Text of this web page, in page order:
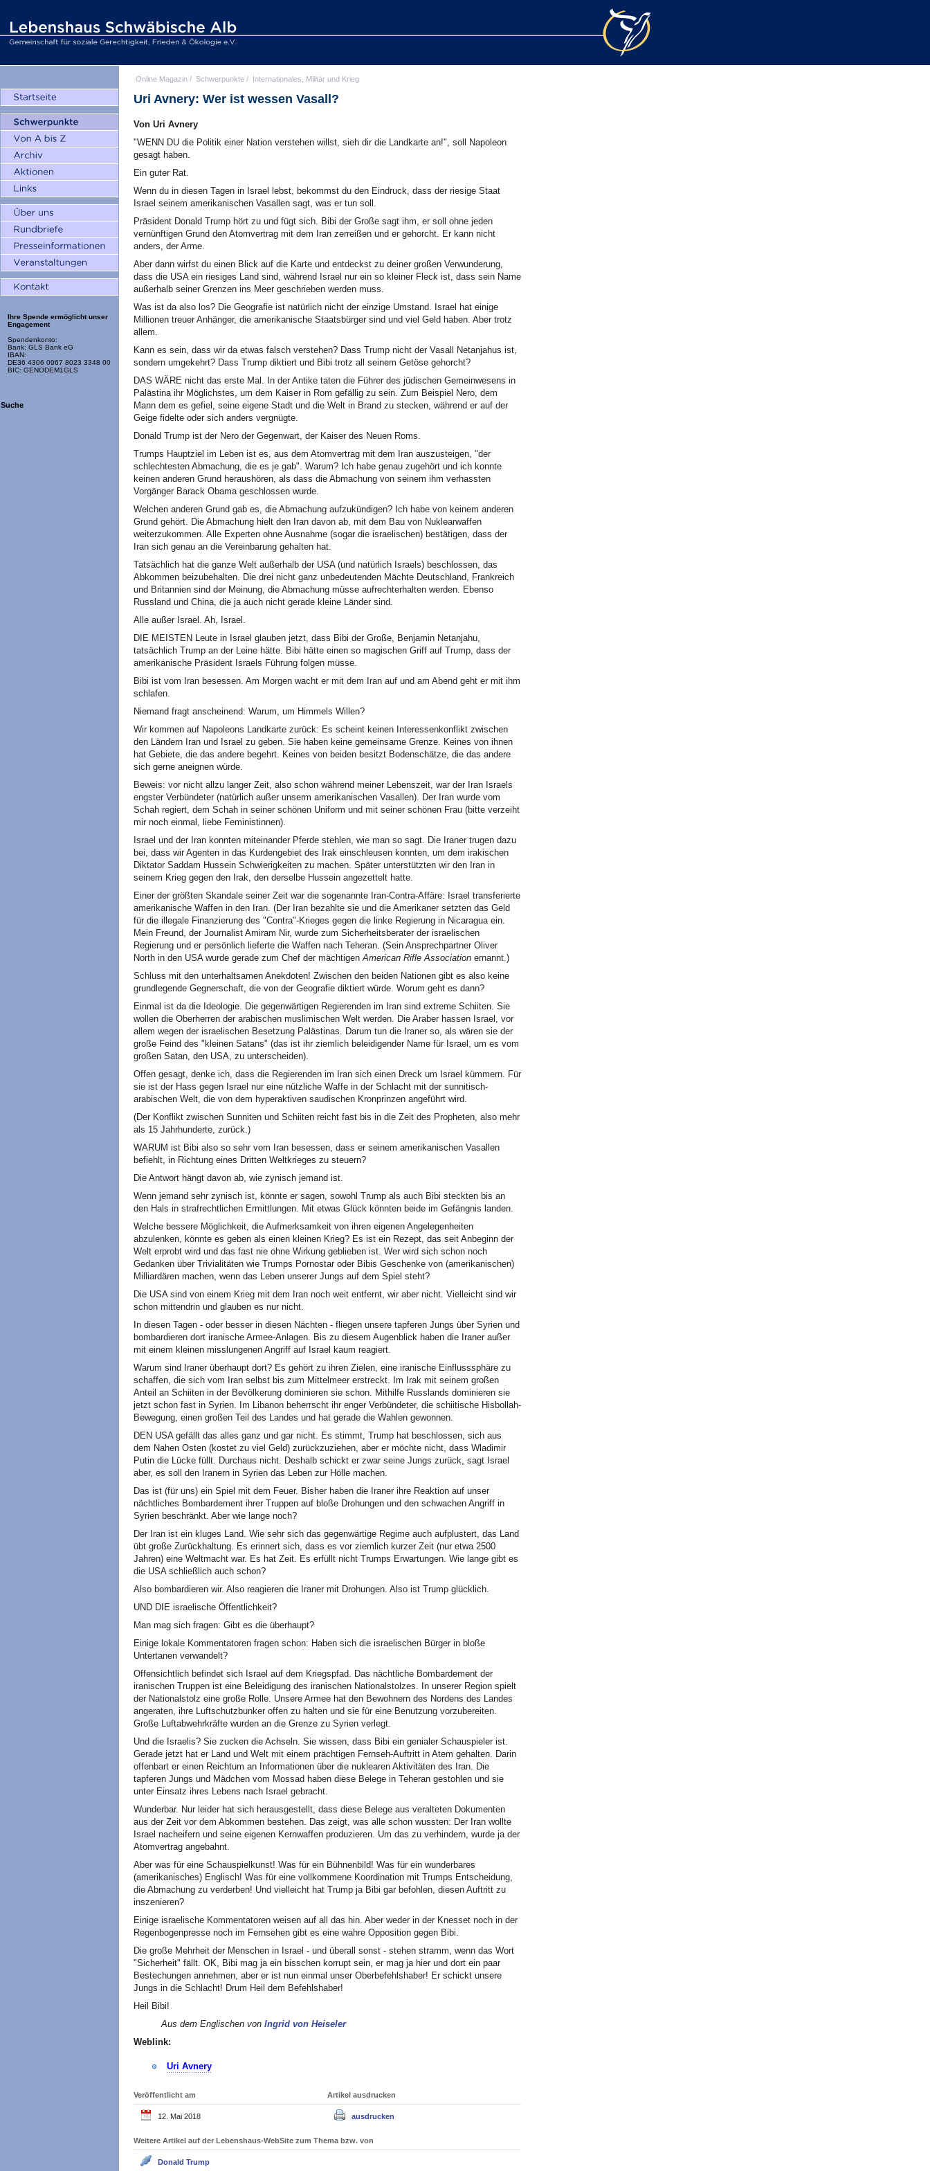
Ihre Spende ermöglicht unser
Engagement
Spendenkonto:
Bank: GLS Bank eG
IBAN:
DE36 4306 0967 8023 3348 00
BIC: GENODEM1GLS
Suche
Online Magazin / Schwerpunkte / Internationales, Militär und Krieg
Uri Avnery: Wer ist wessen Vasall?
Von Uri Avnery
"WENN DU die Politik einer Nation verstehen willst, sieh dir die Landkarte an!", soll Napoleon
gesagt haben.
Ein guter Rat.
Wenn du in diesen Tagen in Israel lebst, bekommst du den Eindruck, dass der riesige Staat
Israel seinem amerikanischen Vasallen sagt, was er tun soll.
Präsident Donald Trump hört zu und fügt sich. Bibi der Große sagt ihm, er soll ohne jeden
vernünftigen Grund den Atomvertrag mit dem Iran zerreißen und er gehorcht. Er kann nicht
anders, der Arme.
Aber dann wirfst du einen Blick auf die Karte und entdeckst zu deiner großen Verwunderung,
dass die USA ein riesiges Land sind, während Israel nur ein so kleiner Fleck ist, dass sein Name
außerhalb seiner Grenzen ins Meer geschrieben werden muss.
Was ist da also los? Die Geografie ist natürlich nicht der einzige Umstand. Israel hat einige
Millionen treuer Anhänger, die amerikanische Staatsbürger sind und viel Geld haben. Aber trotz
allem.
Kann es sein, dass wir da etwas falsch verstehen? Dass Trump nicht der Vasall Netanjahus ist,
sondern umgekehrt? Dass Trump diktiert und Bibi trotz all seinem Getöse gehorcht?
DAS WÄRE nicht das erste Mal. In der Antike taten die Führer des jüdischen Gemeinwesens in
Palästina ihr Möglichstes, um dem Kaiser in Rom gefällig zu sein. Zum Beispiel Nero, dem
Mann dem es gefiel, seine eigene Stadt und die Welt in Brand zu stecken, während er auf der
Geige fidelte oder sich anders vergnügte.
Donald Trump ist der Nero der Gegenwart, der Kaiser des Neuen Roms.
Trumps Hauptziel im Leben ist es, aus dem Atomvertrag mit dem Iran auszusteigen, "der
schlechtesten Abmachung, die es je gab". Warum? Ich habe genau zugehört und ich konnte
keinen anderen Grund heraushören, als dass die Abmachung von seinem ihm verhassten
Vorgänger Barack Obama geschlossen wurde.
Welchen anderen Grund gab es, die Abmachung aufzukündigen? Ich habe von keinem anderen
Grund gehört. Die Abmachung hielt den Iran davon ab, mit dem Bau von Nuklearwaffen
weiterzukommen. Alle Experten ohne Ausnahme (sogar die israelischen) bestätigen, dass der
Iran sich genau an die Vereinbarung gehalten hat.
Tatsächlich hat die ganze Welt außerhalb der USA (und natürlich Israels) beschlossen, das
Abkommen beizubehalten. Die drei nicht ganz unbedeutenden Mächte Deutschland, Frankreich
und Britannien sind der Meinung, die Abmachung müsse aufrechterhalten werden. Ebenso
Russland und China, die ja auch nicht gerade kleine Länder sind.
Alle außer Israel. Ah, Israel.
DIE MEISTEN Leute in Israel glauben jetzt, dass Bibi der Große, Benjamin Netanjahu,
tatsächlich Trump an der Leine hätte. Bibi hätte einen so magischen Griff auf Trump, dass der
amerikanische Präsident Israels Führung folgen müsse.
Bibi ist vom Iran besessen. Am Morgen wacht er mit dem Iran auf und am Abend geht er mit ihm
schlafen.
Niemand fragt anscheinend: Warum, um Himmels Willen?
Wir kommen auf Napoleons Landkarte zurück: Es scheint keinen Interessenkonflikt zwischen
den Ländern Iran und Israel zu geben. Sie haben keine gemeinsame Grenze. Keines von ihnen
hat Gebiete, die das andere begehrt. Keines von beiden besitzt Bodenschätze, die das andere
sich gerne aneignen würde.
Beweis: vor nicht allzu langer Zeit, also schon während meiner Lebenszeit, war der Iran Israels
engster Verbündeter (natürlich außer unserm amerikanischen Vasallen). Der Iran wurde vom
Schah regiert, dem Schah in seiner schönen Uniform und mit seiner schönen Frau (bitte verzeiht
mir noch einmal, liebe Feministinnen).
Israel und der Iran konnten miteinander Pferde stehlen, wie man so sagt. Die Iraner trugen dazu
bei, dass wir Agenten in das Kurdengebiet des Irak einschleusen konnten, um dem irakischen
Diktator Saddam Hussein Schwierigkeiten zu machen. Später unterstützten wir den Iran in
seinem Krieg gegen den Irak, den derselbe Hussein angezettelt hatte.
Einer der größten Skandale seiner Zeit war die sogenannte Iran-Contra-Affäre: Israel transferierte
amerikanische Waffen in den Iran. (Der Iran bezahlte sie und die Amerikaner setzten das Geld
für die illegale Finanzierung des "Contra"-Krieges gegen die linke Regierung in Nicaragua ein.
Mein Freund, der Journalist Amiram Nir, wurde zum Sicherheitsberater der israelischen
Regierung und er persönlich lieferte die Waffen nach Teheran. (Sein Ansprechpartner Oliver
North in den USA wurde gerade zum Chef der mächtigenAmerican Rifle Association ernannt.)
Schluss mit den unterhaltsamen Anekdoten! Zwischen den beiden Nationen gibt es also keine
grundlegende Gegnerschaft, die von der Geografie diktiert würde. Worum geht es dann?
Einmal ist da die Ideologie. Die gegenwärtigen Regierenden im Iran sind extreme Schiiten. Sie
wollen die Oberherren der arabischen muslimischen Welt werden. Die Araber hassen Israel, vor
allem wegen der israelischen Besetzung Palästinas. Darum tun die Iraner so, als wären sie der
große Feind des "kleinen Satans" (das ist ihr ziemlich beleidigender Name für Israel, um es vom
großen Satan, den USA, zu unterscheiden).
Offen gesagt, denke ich, dass die Regierenden im Iran sich einen Dreck um Israel kümmern. Für
sie ist der Hass gegen Israel nur eine nützliche Waffe in der Schlacht mit der sunnitisch-
arabischen Welt, die von dem hyperaktiven saudischen Kronprinzen angeführt wird.
(Der Konflikt zwischen Sunniten und Schiiten reicht fast bis in die Zeit des Propheten, also mehr
als 15 Jahrhunderte, zurück.)
WARUM ist Bibi also so sehr vom Iran besessen, dass er seinem amerikanischen Vasallen
befiehlt, in Richtung eines Dritten Weltkrieges zu steuern?
Die Antwort hängt davon ab, wie zynisch jemand ist.
Wenn jemand sehr zynisch ist, könnte er sagen, sowohl Trump als auch Bibi steckten bis an
den Hals in strafrechtlichen Ermittlungen. Mit etwas Glück könnten beide im Gefängnis landen.
Welche bessere Möglichkeit, die Aufmerksamkeit von ihren eigenen Angelegenheiten
abzulenken, könnte es geben als einen kleinen Krieg? Es ist ein Rezept, das seit Anbeginn der
Welt erprobt wird und das fast nie ohne Wirkung geblieben ist. Wer wird sich schon noch
Gedanken über Trivialitäten wie Trumps Pornostar oder Bibis Geschenke von (amerikanischen)
Milliardären machen, wenn das Leben unserer Jungs auf dem Spiel steht?
Die USA sind von einem Krieg mit dem Iran noch weit entfernt, wir aber nicht. Vielleicht sind wir
schon mittendrin und glauben es nur nicht.
In diesen Tagen - oder besser in diesen Nächten - fliegen unsere tapferen Jungs über Syrien und
bombardieren dort iranische Armee-Anlagen. Bis zu diesem Augenblick haben die Iraner außer
mit einem kleinen misslungenen Angriff auf Israel kaum reagiert.
Warum sind Iraner überhaupt dort? Es gehört zu ihren Zielen, eine iranische Einflusssphäre zu
schaffen, die sich vom Iran selbst bis zum Mittelmeer erstreckt. Im Irak mit seinem großen
Anteil an Schiiten in der Bevölkerung dominieren sie schon. Mithilfe Russlands dominieren sie
jetzt schon fast in Syrien. Im Libanon beherrscht ihr enger Verbündeter, die schiitische Hisbollah-
Bewegung, einen großen Teil des Landes und hat gerade die Wahlen gewonnen.
DEN USA gefällt das alles ganz und gar nicht. Es stimmt, Trump hat beschlossen, sich aus
dem Nahen Osten (kostet zu viel Geld) zurückzuziehen, aber er möchte nicht, dass Wladimir
Putin die Lücke füllt. Durchaus nicht. Deshalb schickt er zwar seine Jungs zurück, sagt Israel
aber, es soll den Iranern in Syrien das Leben zur Hölle machen.
Das ist (für uns) ein Spiel mit dem Feuer. Bisher haben die Iraner ihre Reaktion auf unser
nächtliches Bombardement ihrer Truppen auf bloße Drohungen und den schwachen Angriff in
Syrien beschränkt. Aber wie lange noch?
Der Iran ist ein kluges Land. Wie sehr sich das gegenwärtige Regime auch aufplustert, das Land
übt große Zurückhaltung. Es erinnert sich, dass es vor ziemlich kurzer Zeit (nur etwa 2500
Jahren) eine Weltmacht war. Es hat Zeit. Es erfüllt nicht Trumps Erwartungen. Wie lange gibt es
die USA schließlich auch schon?
Also bombardieren wir. Also reagieren die Iraner mit Drohungen. Also ist Trump glücklich.
UND DIE israelische Öffentlichkeit?
Man mag sich fragen: Gibt es die überhaupt?
Einige lokale Kommentatoren fragen schon: Haben sich die israelischen Bürger in bloße
Untertanen verwandelt?
Offensichtlich befindet sich Israel auf dem Kriegspfad. Das nächtliche Bombardement der
iranischen Truppen ist eine Beleidigung des iranischen Nationalstolzes. In unserer Region spielt
der Nationalstolz eine große Rolle. Unsere Armee hat den Bewohnern des Nordens des Landes
angeraten, ihre Luftschutzbunker offen zu halten und sie für eine Benutzung vorzubereiten.
Große Luftabwehrkräfte wurden an die Grenze zu Syrien verlegt.
Und die Israelis? Sie zucken die Achseln. Sie wissen, dass Bibi ein genialer Schauspieler ist.
Gerade jetzt hat er Land und Welt mit einem prächtigen Fernseh-Auftritt in Atem gehalten. Darin
offenbart er einen Reichtum an Informationen über die nuklearen Aktivitäten des Iran. Die
tapferen Jungs und Mädchen vom Mossad haben diese Belege in Teheran gestohlen und sie
unter Einsatz ihres Lebens nach Israel gebracht.
Wunderbar. Nur leider hat sich herausgestellt, dass diese Belege aus veralteten Dokumenten
aus der Zeit vor dem Abkommen bestehen. Das zeigt, was alle schon wussten: Der Iran wollte
Israel nacheifern und seine eigenen Kernwaffen produzieren. Um das zu verhindern, wurde ja der
Atomvertrag angebahnt.
Aber was für eine Schauspielkunst! Was für ein Bühnenbild! Was für ein wunderbares
(amerikanisches) Englisch! Was für eine vollkommene Koordination mit Trumps Entscheidung,
die Abmachung zu verderben! Und vielleicht hat Trump ja Bibi gar befohlen, diesen Auftritt zu
inszenieren?
Einige israelische Kommentatoren weisen auf all das hin. Aber weder in der Knesset noch in der
Regenbogenpresse noch im Fernsehen gibt es eine wahre Opposition gegen Bibi.
Die große Mehrheit der Menschen in Israel - und überall sonst - stehen stramm, wenn das Wort
"Sicherheit" fällt. OK, Bibi mag ja ein bisschen korrupt sein, er mag ja hier und dort ein paar
Bestechungen annehmen, aber er ist nun einmal unser Oberbefehlshaber! Er schickt unsere
Jungs in die Schlacht! Drum Heil dem Befehlshaber!
Heil Bibi!
Aus dem Englischen von Ingrid von Heiseler
Weblink:
Uri Avnery
Veröffentlicht am
12. Mai 2018
Artikel ausdrucken
ausdrucken
Weitere Artikel auf der Lebenshaus-WebSite zum Thema bzw. von
Donald Trump